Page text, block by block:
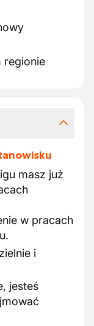
regionie
masz już
w pracach
i
jesteś